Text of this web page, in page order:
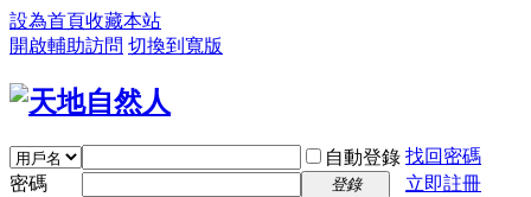
設為首頁收藏本站
開啟輔助訪問 切換到寬版
自動登錄 找回密碼
密碼
登錄 立即註冊